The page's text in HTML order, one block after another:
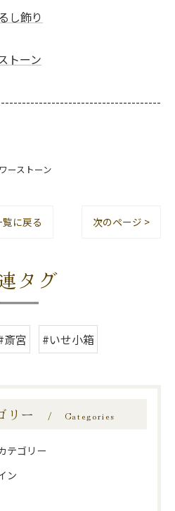
し飾り
トーン
ーストーン
覧に戻る 次のページ >
タグ
斎宮 #いせ小箱
リー Categories
テゴリー
ン